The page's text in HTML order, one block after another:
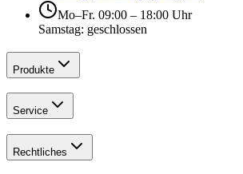
Mo–Fr. 09:00 – 18:00 Uhr
Samstag: geschlossen
Produkte
Service
Rechtliches